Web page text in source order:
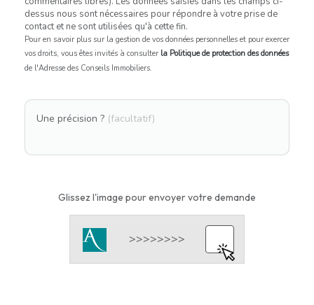
dessus nous sont nécessaires pour répondre à votre prise de
contact et ne sont utilisées qu'à cette fin.
Pour en savoir plus sur la gestion de vos données personnelles et pour exercer
vos droits, vous êtes invités à consulter la Politique de protection des données
de l'Adresse des Conseils Immobiliers.
Une précision ? (facultatif)
Glissez l'image pour envoyer votre demande